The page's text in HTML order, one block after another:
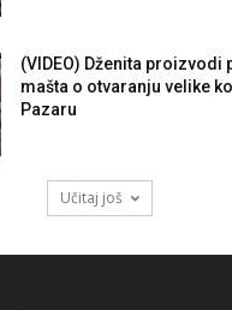
(VIDEO) Dženita proizvodi
mašta o otvaranju velike
Pazaru
Učitaj još